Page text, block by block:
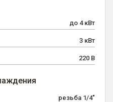
до 4 кВт
3 кВт
220 В
резьба 1/4"